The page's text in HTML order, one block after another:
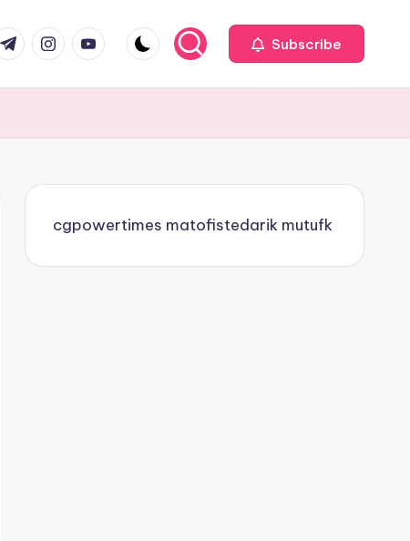
instagram.com
youtube.com Subscribe
cgpowertimes matofistedarik mutufk